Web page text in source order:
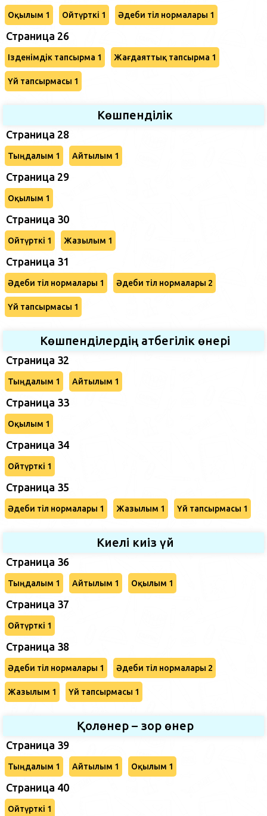
Оқылым 1 Ойтүрткі 1 Әдеби тіл нормалары 1
Страница 26
Ізденімдік тапсырма 1 Жағдаяттық тапсырма 1
Үй тапсырмасы 1
Көшпенділік
Страница 28
Тыңдалым 1 Айтылым 1
Страница 29
Оқылым 1
Страница 30
Ойтүрткі 1 Жазылым 1
Страница 31
Әдеби тіл нормалары 1 Әдеби тіл нормалары 2
Үй тапсырмасы 1
Көшпенділердің атбегілік өнері
Страница 32
Тыңдалым 1 Айтылым 1
Страница 33
Оқылым 1
Страница 34
Ойтүрткі 1
Страница 35
Әдеби тіл нормалары 1 Жазылым 1 Үй тапсырмасы 1
Киелі киіз үй
Страница 36
Тыңдалым 1 Айтылым 1 Оқылым 1
Страница 37
Ойтүрткі 1
Страница 38
Әдеби тіл нормалары 1 Әдеби тіл нормалары 2
Жазылым 1 Үй тапсырмасы 1
Қолөнер – зор өнер
Страница 39
Тыңдалым 1 Айтылым 1 Оқылым 1
Страница 40
Ойтүрткі 1